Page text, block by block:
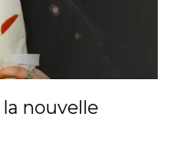
nouvelle